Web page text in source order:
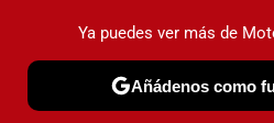
PRUEBAS COCHES
Ya puedes ver más de
Añádenos como